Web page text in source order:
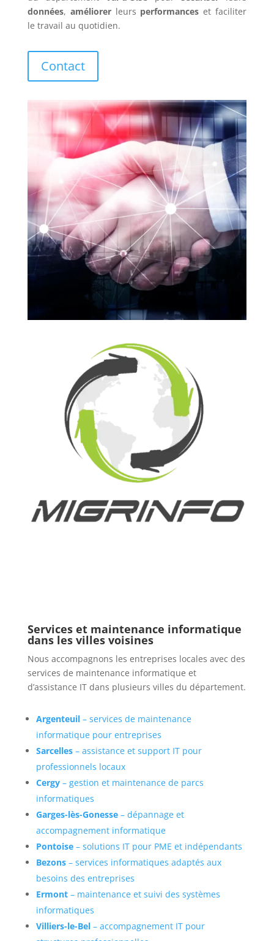
données, améliorerleurs performances et faciliter
le travail au quotidien.
Contact
Services et maintenance informatique
dans les villes voisines
Nous accompagnons les entreprises locales avec des
services de maintenance informatique et
d’assistance IT dans plusieurs villes du département.
Argenteuil– services de maintenance
informatique pour entreprises
Sarcelles– assistance et support IT pour
professionnels locaux
Cergy– gestion et maintenance de parcs
informatiques
Garges-lès-Gonesse– dépannage et
accompagnement informatique
Pontoise– solutions IT pour PME et indépendants
Bezons– services informatiques adaptés aux
besoins des entreprises
Ermont– maintenance et suivi des systèmes
informatiques
Villiers-le-Bel– accompagnement IT pour